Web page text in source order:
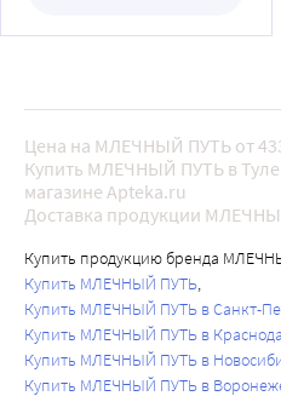
Цена на МЛЕЧНЫЙ ПУТЬ от
Купить МЛЕЧНЫЙ ПУТЬ в
магазине Apteka.ru
Доставка продукции
Купить продукцию бренда
Купить МЛЕЧНЫЙ ПУТЬ
Купить МЛЕЧНЫЙ ПУТЬ в Санкт-
Купить МЛЕЧНЫЙ ПУТЬ в
Купить МЛЕЧНЫЙ ПУТЬ в
Купить МЛЕЧНЫЙ ПУТЬ в